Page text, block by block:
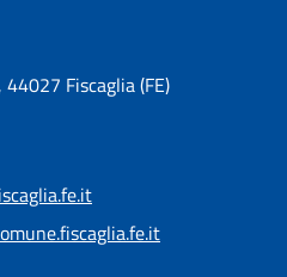
Fiscaglia (FE)